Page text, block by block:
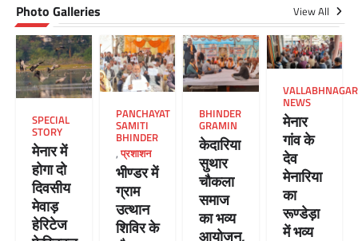
Photo Galleries View All
SPECIAL
STORY
मेनार में
होगा दो
दिवसीय
मेवाड़
हेरिटेज
PANCHAYAT
SAMITI
BHINDER
,प्रशाशन
भीण्डर में
ग्राम
उत्थान
शिविर के
BHINDER
GRAMIN
केदारिया
सुथार
चौकला
समाज
का भव्य
आयोजन,
VALLABHNAGAR
NEWS
मेनार
गांव के
देव
मेनारिया
का
रूण्डेड़ा
में भव्य